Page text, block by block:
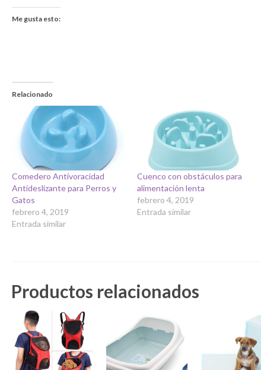
Me gusta esto:
Relacionado
Comedero Antivoracidad
Antideslizante para Perros y
Gatos
febrero 4, 2019
Entrada similar
Cuenco con obstáculos para
alimentación lenta
febrero 4, 2019
Entrada similar
Productos relacionados